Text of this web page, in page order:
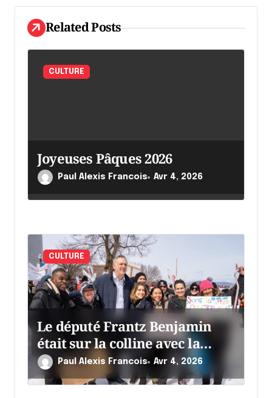
d
e
l
i
c
l
Related Posts
CULTURE
Joyeuses Pâques 2026
Paul Alexis Francois Avr 4, 2026
CULTURE
Le député Frantz Benjamin
était sur la colline avec la
chaumine
Paul Alexis Francois Avr 4, 2026